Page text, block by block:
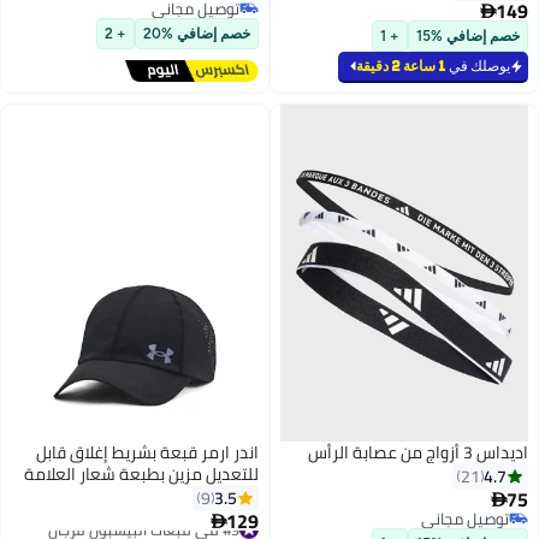
149
خصم إضافي %15 + 1
يوصلك في 1 ساعة 2 دقيقة
توصيل مجاني
توصيل مجاني
خصم إضافي %20 + 2
اديداس 3 أزواج من عصابة الرأس
4.7
21
75
توصيل مجاني
اندر ارمر قبعة بشريط إغلاق قابل
للتعديل مزين بطبعة شعار العلامة
التجارية
3.5
9
129
#9 في قبعات البيسبول للرجال